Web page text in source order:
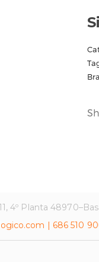
4º Planta
| 686 510